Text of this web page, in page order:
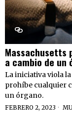
Massachusetts
a cambio de un
La iniciativa viola
prohíbe cualquier
un órgano.
FEBRERO 2, 2023